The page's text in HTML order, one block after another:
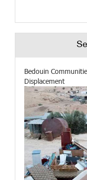
Bedouin
Displacement